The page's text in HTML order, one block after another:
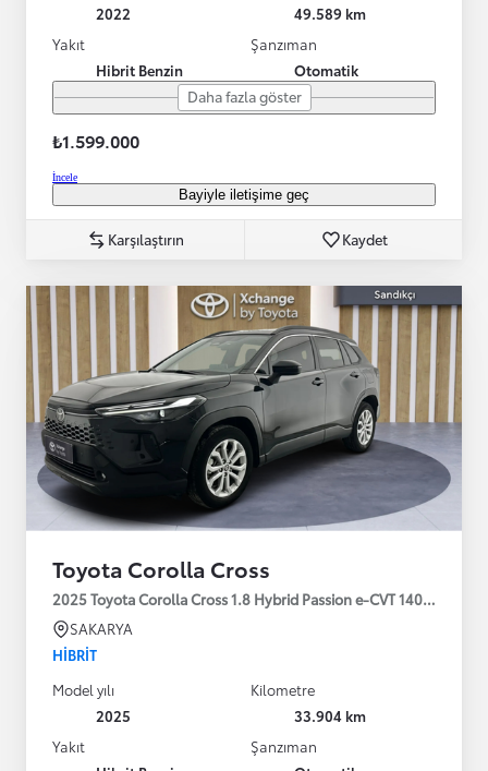
2022
49.589 km
Yakıt
Hibrit Benzin
Şanzıman
Otomatik
Daha fazla göster
₺1.599.000
İncele
Bayiyle iletişime geç
Karşılaştırın Kaydet
Toyota Corolla Cross
2025 Toyota Corolla Cross 1.8 Hybrid Passion e-CVT 140HP
SAKARYA
HIBRIT
Model yılı
2025
Kilometre
33.904 km
Yakıt
Şanzıman